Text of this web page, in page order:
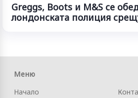
Greggs, Boots и M&S се
лондонската полиция
Меню
Начало